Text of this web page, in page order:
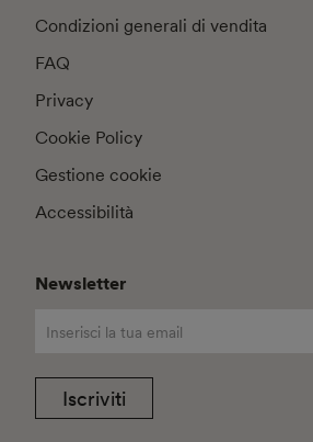
Condizioni generali di vendita
FAQ
Privacy
Cookie Policy
Gestione cookie
Accessibilità
Newsletter
Iscriviti